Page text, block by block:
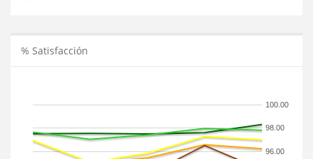
% Satisfacción
96.00
98.00
100.00